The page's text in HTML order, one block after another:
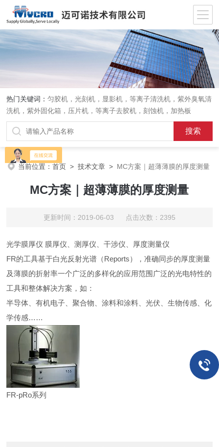
热门关键词：匀胶机，光刻机，显影机，等离子清洗机，紫外臭氧清
洗机，紫外固化箱，压片机，等离子去胶机，刻蚀机，加热板
当前位置：首页 >技术文章 > MC方案｜超薄薄膜的厚度测量
MC方案｜超薄薄膜的厚度测量
更新时间：2019-06-03 点击次数：2395
光学膜厚仪 膜厚仪、测厚仪、干涉仪、厚度测量仪
FR的工具基于白光反射光谱（Reports），准确同步的厚度测量
及薄膜的折射率一个广泛的多样化的应用范围广泛的光电特性的
工具和整体解决方案，如：
半导体、有机电子、聚合物、涂料和涂料、光伏、生物传感、化
学传感……
FR-pRo系列